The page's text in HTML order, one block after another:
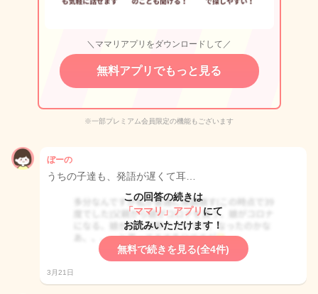
＼ママリアプリをダウンロードして／
無料アプリでもっと見る
※一部プレミアム会員限定の機能もございます
ぼーの
うちの子達も、発語が遅くて耳…
この回答の続きは
「ママリ」アプリ にて
お読みいただけます！
無料で続きを見る(全4件)
3月21日